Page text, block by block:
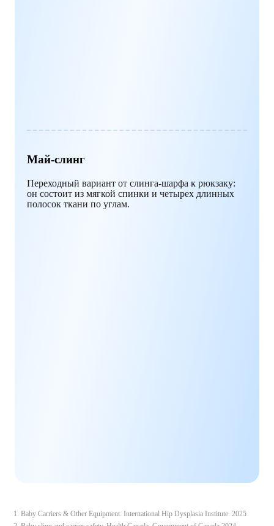
Май-слинг
Переходный вариант от слинга-шарфа к рюкзаку:
он состоит из мягкой спинки и четырех длинных
полосок ткани по углам.
Baby Carriers & Other Equipment. International Hip Dysplasia Institute. 2025